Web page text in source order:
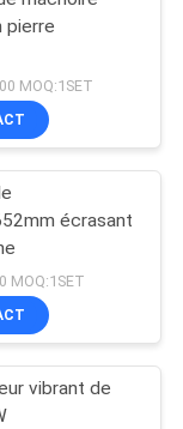
pierre
MOQ:1SET
écrasant
MOQ:1SET
vibrant de